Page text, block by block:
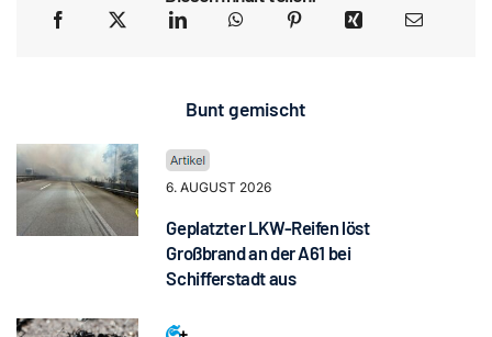
Bunt gemischt
6. AUGUST 2026
Geplatzter LKW-Reifen löst
Großbrand an der A61 bei
Schifferstadt aus